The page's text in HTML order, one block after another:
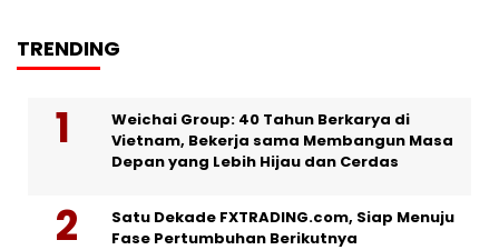
TRENDING
Weichai Group: 40 Tahun Berkarya di
Vietnam, Bekerja sama Membangun Masa
Depan yang Lebih Hijau dan Cerdas
Satu Dekade FXTRADING.com, Siap Menuju
Fase Pertumbuhan Berikutnya